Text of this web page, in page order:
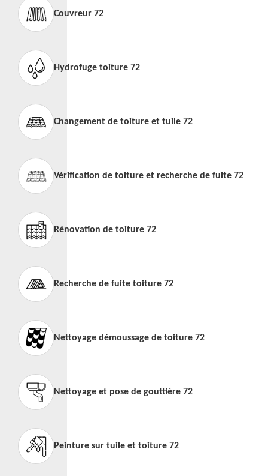
Couvreur 72
Hydrofuge toiture 72
Changement de toiture et tuile 72
Vérification de toiture et recherche de fuite 72
Rénovation de toiture 72
Recherche de fuite toiture 72
Nettoyage démoussage de toiture 72
Nettoyage et pose de gouttière 72
Peinture sur tuile et toiture 72